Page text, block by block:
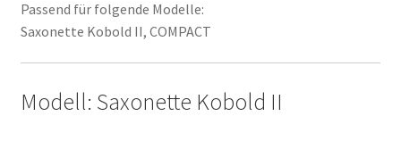
Passend für folgende Modelle:
Saxonette Kobold II, COMPACT
Modell: Saxonette Kobold II